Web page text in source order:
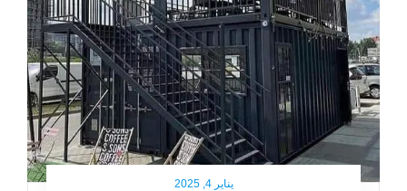
يناير 4, 2025